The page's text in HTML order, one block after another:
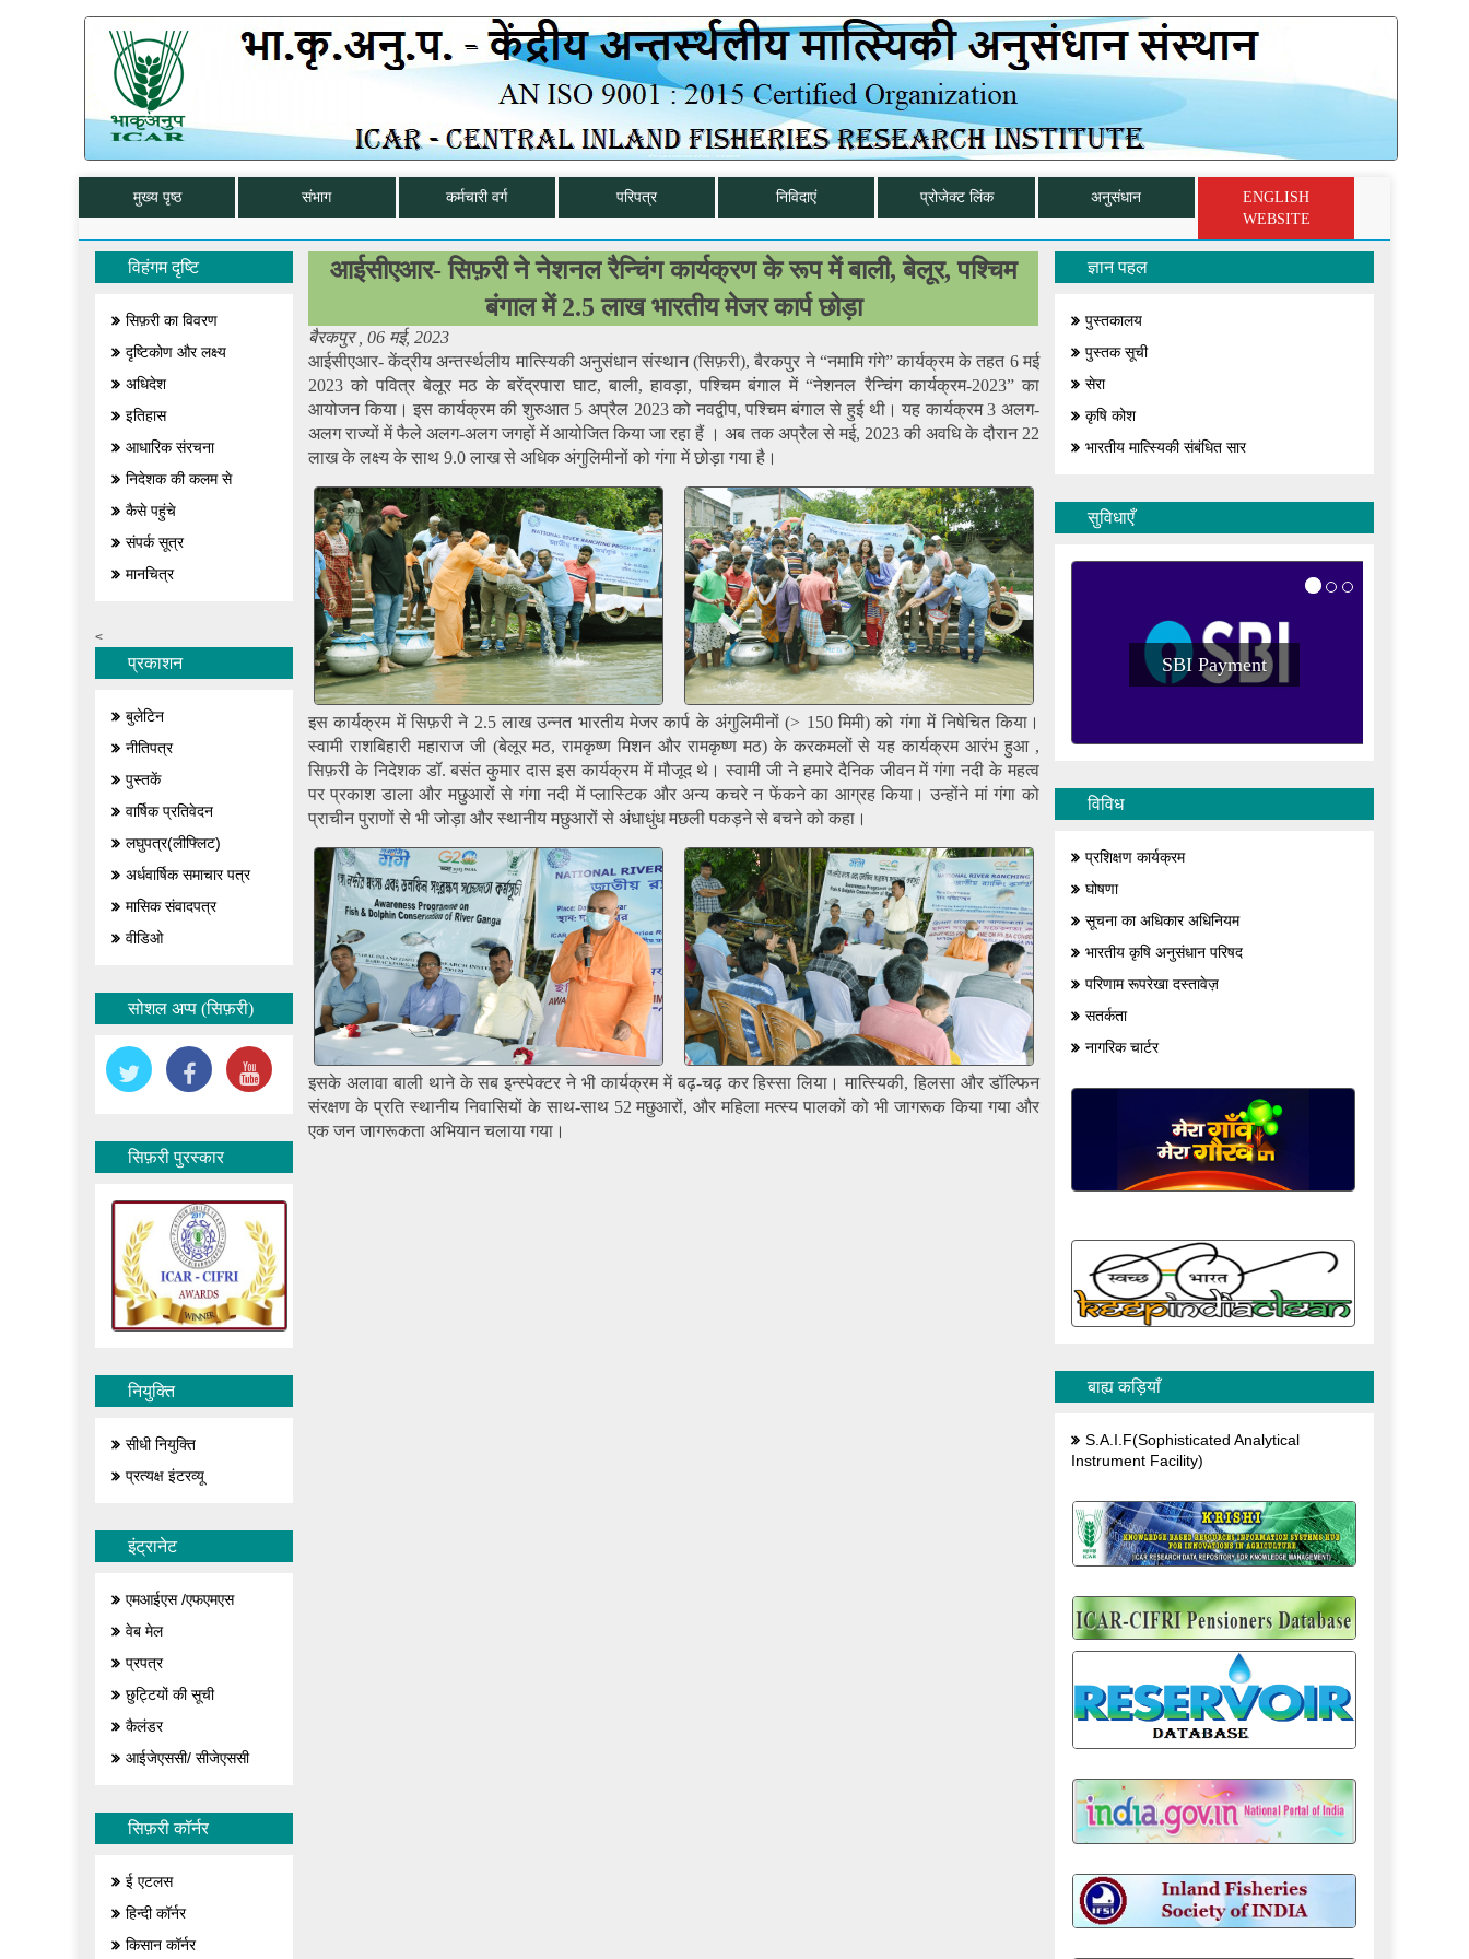
मुख्य पृष्ठ संभाग कर्मचारी वर्ग परिपत्र निविदाएं प्रोजेक्ट लिंक अनुसंधान
ENGLISH
WEBSITE
विहंगम दृष्टि
सिफ़री का विवरण
दृष्टिकोण और लक्ष्य
अधिदेश
इतिहास
आधारिक संरचना
निदेशक की कलम से
कैसे पहुंचे
संपर्क सूत्र
मानचित्र
<
प्रकाशन
बुलेटिन
नीतिपत्र
पुस्तकें
वार्षिक प्रतिवेदन
लघुपत्र(लीफ्लिट)
अर्धवार्षिक समाचार पत्र
मासिक संवादपत्र
वीडिओ
सोशल अप्प (सिफ़री)
सिफ़री पुरस्कार
नियुक्ति
सीधी नियुक्ति
प्रत्यक्ष इंटरव्यू
इंट्रानेट
एमआईएस /एफएमएस
वेब मेल
प्रपत्र
छुट्टियों की सूची
कैलंडर
आईजेएससी/ सीजेएससी
सिफ़री कॉर्नर
ई एटलस
हिन्दी कॉर्नर
किसान कॉर्नर
आईसीएआर- सिफ़री ने नेशनल रैन्चिंग कार्यक्रण के रूप में बाली, बेलूर, पश्चिम
बंगाल में 2.5 लाख भारतीय मेजर कार्प छोड़ा
बैरकपुर , 06 मई, 2023
आईसीएआर- केंद्रीय अन्तर्स्थलीय मात्स्यिकी अनुसंधान संस्थान (सिफ़री), बैरकपुर ने “नमामि गंगे” कार्यक्रम के तहत 6 मई
2023 को पवित्र बेलूर मठ के बरेंद्रपारा घाट, बाली, हावड़ा, पश्चिम बंगाल में “नेशनल रैन्चिंग कार्यक्रम-2023” का
आयोजन किया। इस कार्यक्रम की शुरुआत 5 अप्रैल 2023 को नवद्वीप, पश्चिम बंगाल से हुई थी। यह कार्यक्रम 3 अलग-
अलग राज्यों में फैले अलग-अलग जगहों में आयोजित किया जा रहा हैं । अब तक अप्रैल से मई, 2023 की अवधि के दौरान 22
लाख के लक्ष्य के साथ 9.0 लाख से अधिक अंगुलिमीनों को गंगा में छोड़ा गया है।
इस कार्यक्रम में सिफ़री ने 2.5 लाख उन्नत भारतीय मेजर कार्प के अंगुलिमीनों (> 150 मिमी) को गंगा में निषेचित किया।
स्वामी राशबिहारी महाराज जी (बेलूर मठ, रामकृष्ण मिशन और रामकृष्ण मठ) के करकमलों से यह कार्यक्रम आरंभ हुआ ,
सिफ़री के निदेशक डॉ. बसंत कुमार दास इस कार्यक्रम में मौजूद थे। स्वामी जी ने हमारे दैनिक जीवन में गंगा नदी के महत्व
पर प्रकाश डाला और मछुआरों से गंगा नदी में प्लास्टिक और अन्य कचरे न फेंकने का आग्रह किया। उन्होंने मां गंगा को
प्राचीन पुराणों से भी जोड़ा और स्थानीय मछुआरों से अंधाधुंध मछली पकड़ने से बचने को कहा।
इसके अलावा बाली थाने के सब इन्स्पेक्टर ने भी कार्यक्रम में बढ़-चढ़ कर हिस्सा लिया। मात्स्यिकी, हिलसा और डॉल्फिन
संरक्षण के प्रति स्थानीय निवासियों के साथ-साथ 52 मछुआरों, और महिला मत्स्य पालकों को भी जागरूक किया गया और
एक जन जागरूकता अभियान चलाया गया।
ज्ञान पहल
पुस्तकालय
पुस्तक सूची
सेरा
कृषि कोश
भारतीय मात्स्यिकी संबंधित सार
सुविधाएँ
SBI Payment
विविध
प्रशिक्षण कार्यक्रम
घोषणा
सूचना का अधिकार अधिनियम
भारतीय कृषि अनुसंधान परिषद
परिणाम रूपरेखा दस्तावेज़
सतर्कता
नागरिक चार्टर
बाह्य कड़ियाँ
S.A.I.F(Sophisticated Analytical
Instrument Facility)